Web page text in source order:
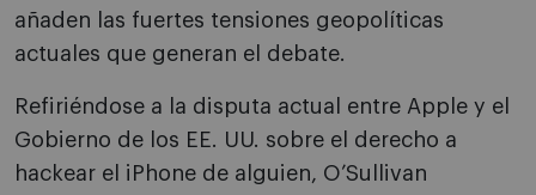
añaden las fuertes tensiones geopolíticas
actuales que generan el debate.
Refiriéndose a la disputa actual entre Apple y el
Gobierno de los EE. UU. sobre el derecho a
hackear el iPhone de alguien, O’Sullivan